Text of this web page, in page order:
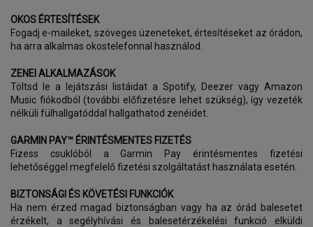
OKOS ÉRTESÍTÉSEK
Fogadj e-maileket, szöveges üzeneteket, értesítéseket az órádon,
ha arra alkalmas okostelefonnal használod.
ZENEI ALKALMAZÁSOK
Töltsd le a lejátszási listáidat a Spotify, Deezer vagy Amazon
Music fiókodból (további előfizetésre lehet szükség), így vezeték
nélküli fülhallgatóddal hallgathatod zenéidet.
GARMIN PAY™ ÉRINTÉSMENTES FIZETÉS
Fizess csuklóból a Garmin Pay érintésmentes fizetési
lehetőséggel megfelelő fizetési szolgáltatást használata esetén.
BIZTONSÁGI ÉS KÖVETÉSI FUNKCIÓK
Ha nem érzed magad biztonságban vagy ha az órád balesetet
érzékelt, a segélyhívási és balesetérzékelési funkció elküldi